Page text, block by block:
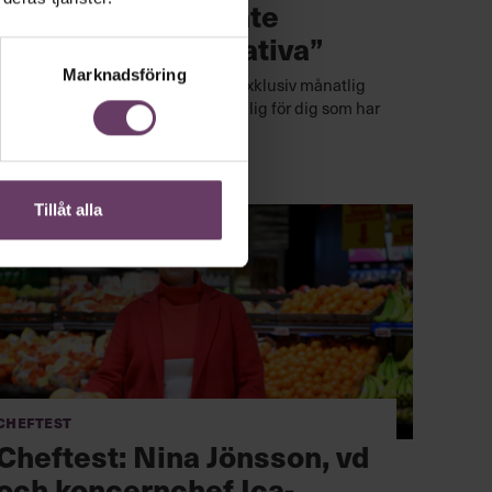
Marknadsföring
Tillåt alla
gör inte
mer kreativa”
Välkommen till Chef Omvärld, en exklusiv månatlig
omvärldsspaning – endast tillgänglig för dig som har
Chefakademin+.
Nina Jönsson, vd